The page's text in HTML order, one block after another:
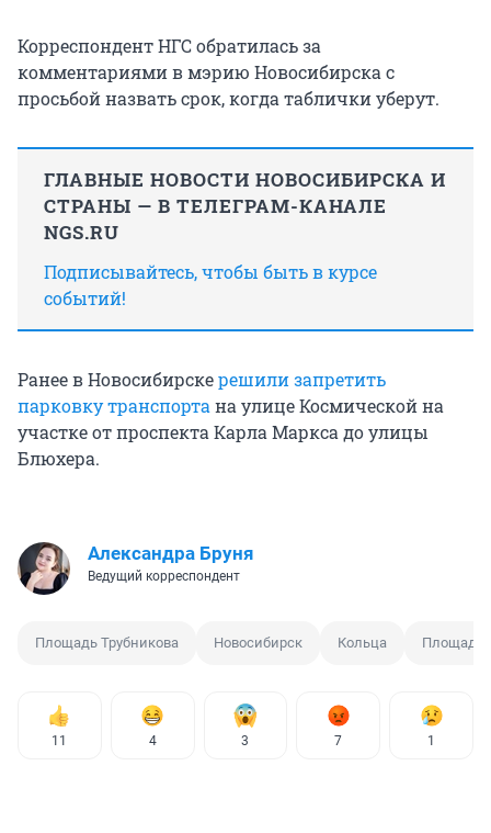
Корреспондент НГС обратилась за
комментариями в мэрию Новосибирска с
просьбой назвать срок, когда таблички уберут.
ГЛАВНЫЕ НОВОСТИ НОВОСИБИРСКА И
СТРАНЫ — В ТЕЛЕГРАМ-КАНАЛЕ
NGS.RU
Подписывайтесь, чтобы быть в курсе
событий!
Ранее в Новосибирскерешили запретить
парковку транспорта на улице Космической на
участке от проспекта Карла Маркса до улицы
Блюхера.
Александра Бруня
Ведущий корреспондент
Площадь Трубникова Новосибирск Кольца Площадь
11 4 3 7 1